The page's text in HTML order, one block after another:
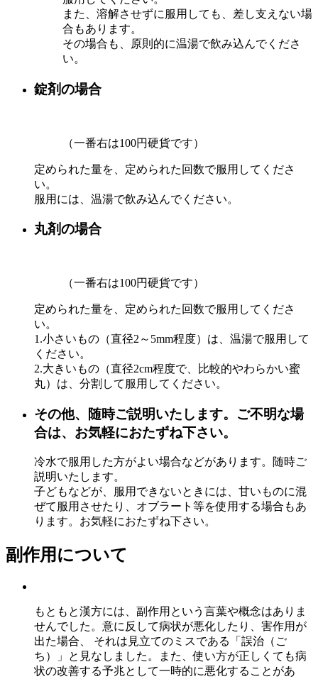
また、溶解させずに服用しても、差し支えない場
合もあります。
その場合も、原則的に温湯で飲み込んでくださ
い。
錠剤の場合
（一番右は100円硬貨です）
定められた量を、定められた回数で服用してくださ
い。
服用には、温湯で飲み込んでください。
丸剤の場合
（一番右は100円硬貨です）
定められた量を、定められた回数で服用してくださ
い。
1.小さいもの（直径2～5mm程度）は、温湯で服用して
ください。
2.大きいもの（直径2cm程度で、比較的やわらかい蜜
丸）は、分割して服用してください。
その他、随時ご説明いたします。ご不明な場
合は、お気軽におたずね下さい。
冷水で服用した方がよい場合などがあります。随時ご
説明いたします。
子どもなどが、服用できないときには、甘いものに混
ぜて服用させたり、オブラート等を使用する場合もあ
ります。お気軽におたずね下さい。
副作用について
もともと漢方には、副作用という言葉や概念はありま
せんでした。意に反して病状が悪化したり、害作用が
出た場合、 それは見立てのミスである「誤治（ご
ち）」と見なしました。また、使い方が正しくても病
状の改善する予兆として一時的に悪化することがあ